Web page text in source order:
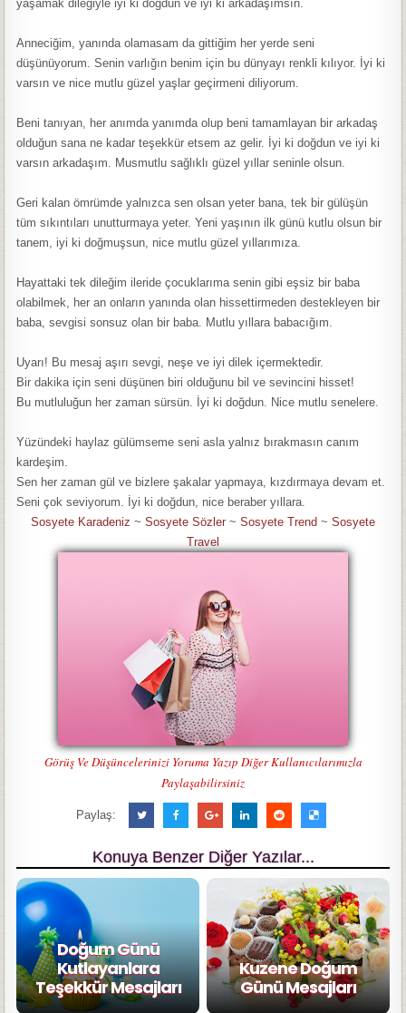
yaşamak dileğiyle iyi ki doğdun ve iyi ki arkadaşımsın.
Anneciğim, yanında olamasam da gittiğim her yerde seni
düşünüyorum. Senin varlığın benim için bu dünyayı renkli kılıyor. İyi ki
varsın ve nice mutlu güzel yaşlar geçirmeni diliyorum.
Beni tanıyan, her anımda yanımda olup beni tamamlayan bir arkadaş
olduğun sana ne kadar teşekkür etsem az gelir. İyi ki doğdun ve iyi ki
varsın arkadaşım. Musmutlu sağlıklı güzel yıllar seninle olsun.
Geri kalan ömrümde yalnızca sen olsan yeter bana, tek bir gülüşün
tüm sıkıntıları unutturmaya yeter. Yeni yaşının ilk günü kutlu olsun bir
tanem, iyi ki doğmuşsun, nice mutlu güzel yıllarımıza.
Hayattaki tek dileğim ileride çocuklarıma senin gibi eşsiz bir baba
olabilmek, her an onların yanında olan hissettirmeden destekleyen bir
baba, sevgisi sonsuz olan bir baba. Mutlu yıllara babacığım.
Uyarı! Bu mesaj aşırı sevgi, neşe ve iyi dilek içermektedir.
Bir dakika için seni düşünen biri olduğunu bil ve sevincini hisset!
Bu mutluluğun her zaman sürsün. İyi ki doğdun. Nice mutlu senelere.
Yüzündeki haylaz gülümseme seni asla yalnız bırakmasın canım
kardeşim.
Sen her zaman gül ve bizlere şakalar yapmaya, kızdırmaya devam et.
Seni çok seviyorum. İyi ki doğdun, nice beraber yıllara.
Sosyete Karadeniz ~ Sosyete Sözler ~ Sosyete Trend ~ Sosyete
Travel
Görüş Ve Düşüncelerinizi Yoruma Yazıp Diğer Kullanıcılarımızla
Paylaşabilirsiniz
Paylaş:
Konuya Benzer Diğer Yazılar...
Doğum Günü
Kutlayanlara
Teşekkür Mesajları
Kuzene Doğum
Günü Mesajları